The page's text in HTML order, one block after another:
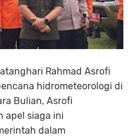
Rahmad Asrofi
hidrometeorologi di
Bulian, Asrofi
apel siaga ini
dalam